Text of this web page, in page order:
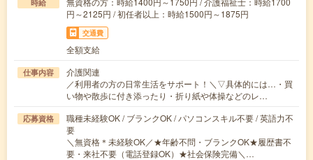
時給
円～2125円 / 初任者以上：時給1500円～1875円
交通費
全額支給
仕事内容
介護関連
／利用者の方の日常生活をサポート！＼▽具体的には…・買
い物や散歩に付き添ったり・折り紙や体操などのレ…
応募資格
職種未経験OK / ブランクOK / パソコンスキル不要 / 英語力不
要
＼無資格＊未経験OK／★年齢不問・ブランクOK★履歴書不
要・来社不要（電話登録OK）★社会保険完備＼…